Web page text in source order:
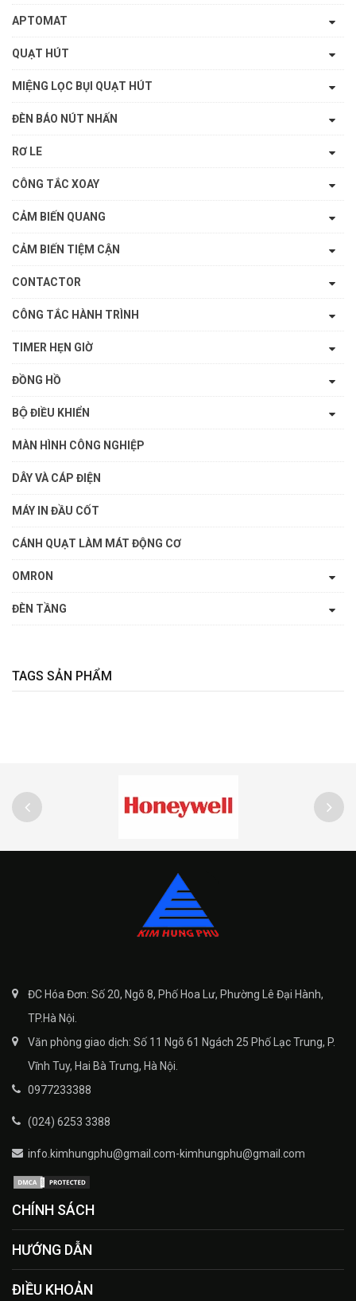
APTOMAT
QUẠT HÚT
MIỆNG LỌC BỤI QUẠT HÚT
ĐÈN BÁO NÚT NHẤN
RƠ LE
CÔNG TẮC XOAY
CẢM BIẾN QUANG
CẢM BIẾN TIỆM CẬN
CONTACTOR
CÔNG TẮC HÀNH TRÌNH
TIMER HẸN GIỜ
ĐỒNG HỒ
BỘ ĐIỀU KHIỂN
MÀN HÌNH CÔNG NGHIỆP
DÂY VÀ CÁP ĐIỆN
MÁY IN ĐẦU CỐT
CÁNH QUẠT LÀM MÁT ĐỘNG CƠ
OMRON
ĐÈN TẦNG
TAGS SẢN PHẨM
ĐC Hóa Đơn: Số 20, Ngõ 8, Phố Hoa Lư, Phường Lê Đại Hành,
TP.Hà Nội.
Văn phòng giao dịch: Số 11 Ngõ 61 Ngách 25 Phố Lạc Trung, P.
Vĩnh Tuy, Hai Bà Trưng, Hà Nội.
0977233388
(024) 6253 3388
info.kimhungphu@gmail.com-kimhungphu@gmail.com
CHÍNH SÁCH
HƯỚNG DẪN
ĐIỀU KHOẢN